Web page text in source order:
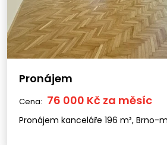
Pronájem
Cena: 76 000 Kč za měsíc
Pronájem kanceláře 196 m², Brno-